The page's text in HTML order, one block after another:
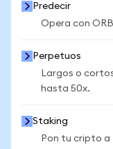
Predecir
Opera con
Perpetuos
Largos o
hasta 50x.
Staking
Pon tu cripto